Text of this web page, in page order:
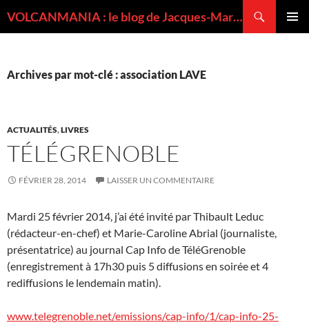
VOLCANMANIA : le blog de Jacques-Marie BARDINTZEFF, volcanologue
Archives par mot-clé : association LAVE
ACTUALITÉS,LIVRES
TÉLÉGRENOBLE
FÉVRIER 28, 2014 LAISSER UN COMMENTAIRE
Mardi 25 février 2014, j’ai été invité par Thibault Leduc
(rédacteur-en-chef) et Marie-Caroline Abrial (journaliste,
présentatrice) au journal Cap Info de TéléGrenoble
(enregistrement à 17h30 puis 5 diffusions en soirée et 4
rediffusions le lendemain matin).
www.telegrenoble.net/emissions/cap-info/1/cap-info-25-